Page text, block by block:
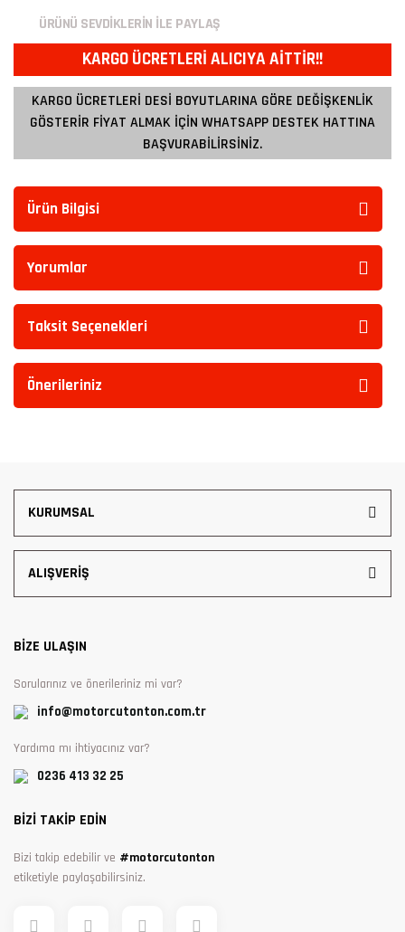
ÜRÜNÜ SEVDİKLERİN İLE PAYLAŞ
KARGO ÜCRETLERİ ALICIYA AİTTİR!!
KARGO ÜCRETLERİ DESİ BOYUTLARINA GÖRE DEĞİŞKENLİK
GÖSTERİR FİYAT ALMAK İÇİN WHATSAPP DESTEK HATTINA
BAŞVURABİLİRSİNİZ.
Ürün Bilgisi
Yorumlar
Taksit Seçenekleri
Önerileriniz
KURUMSAL
ALIŞVERİŞ
BİZE ULAŞIN
Sorularınız ve önerileriniz mi var?
info@motorcutonton.com.tr
Yardıma mı ihtiyacınız var?
0236 413 32 25
BİZİ TAKİP EDİN
Bizi takip edebilir ve #motorcutonton
etiketiyle paylaşabilirsiniz.